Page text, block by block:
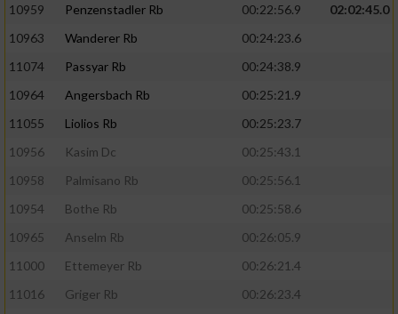
10959 Penzenstadler Rb 00:22:56.9
02:02:45.0
10963
Wanderer Rb
00:24:23.6
11074
Passyar Rb
00:24:38.9
10964
Angersbach Rb
00:25:21.9
11055
Liolios Rb
00:25:23.7
10956
Kasim Dc
00:25:43.1
10958
Palmisano Rb
00:25:56.1
10954
Bothe Rb
00:25:58.6
10965
Anselm Rb
00:26:05.9
11000
Ettemeyer Rb
00:26:21.4
11016
Griger Rb
00:26:23.4